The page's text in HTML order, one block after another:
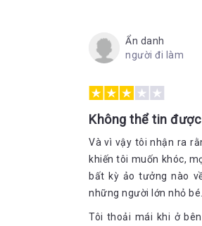
năm 2010 và Washington
Khóa càn quét các nhà
trang trọng bằng giấy cao
Ẩn danh
người đi làm
Không thể tin
Và vì vậy tôi nhận ra
khiến tôi muốn khóc,
bất kỳ ảo tưởng nào
những người lớn nhỏ bé.
Tôi thoải mái khi ở